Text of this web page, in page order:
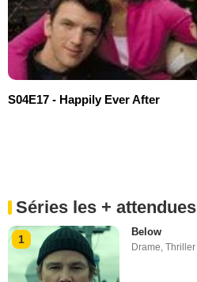
S04E17 - Happily Ever After
Séries les + attendues
1
Below
Drame,Thriller